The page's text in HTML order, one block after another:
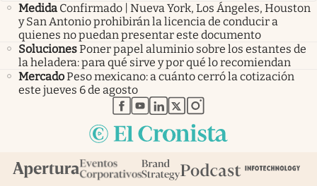
Medida Confirmado | Nueva York, Los Ángeles, Houston
y San Antonio prohibirán la licencia de conducir a
quienes no puedan presentar este documento
SolucionesPoner papel aluminio sobre los estantes de
la heladera: para qué sirve y por qué lo recomiendan
MercadoPeso mexicano: a cuánto cerró la cotización
este jueves 6 de agosto
abre en nueva pestaña
abre en nueva pestaña
abre en nueva pestaña
abre en nueva pestaña
abre en nueva pestaña